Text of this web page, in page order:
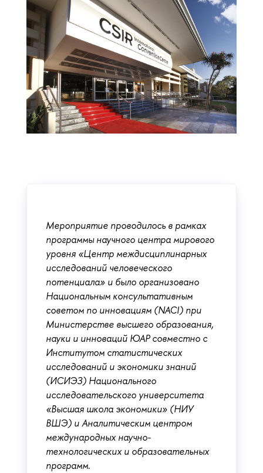
Мероприятие проводилось в рамках
программы научного центра мирового
уровня «Центр междисциплинарных
исследований человеческого
потенциала» и было организовано
Национальным консультативным
советом по инновациям (NACI) при
Министерстве высшего образования,
науки и инноваций ЮАР совместно с
Институтом статистических
исследований и экономики знаний
(ИСИЭЗ) Национального
исследовательского университета
«Высшая школа экономики» (НИУ
ВШЭ) и Аналитическим центром
международных научно-
технологических и образовательных
программ.